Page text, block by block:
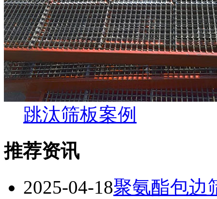
跳汰筛板案例
推荐资讯
2025-04-18聚氨酯包边